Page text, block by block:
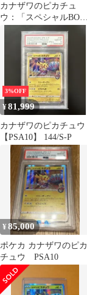
カナザワのピカチュ
ウ：「スペシャルBOX
ザワオープン記念…
3%OFF
¥81,999
カナザワのピカチュウ
【PSA10】 144/S-P
¥85,000
ポケカ カナザワのピカ
チュウ PSA10